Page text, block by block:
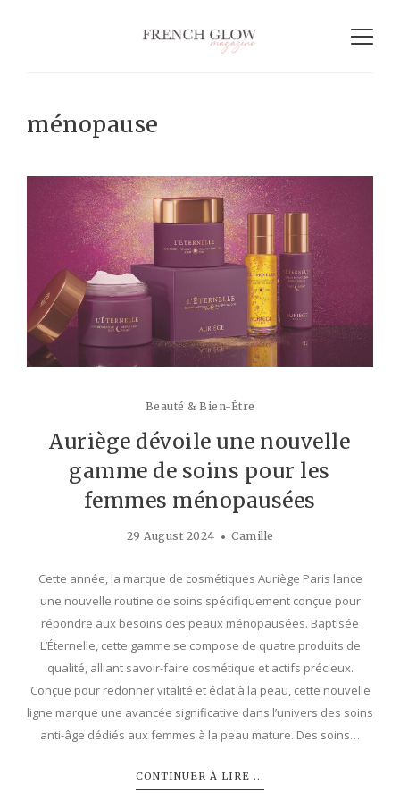
ménopause
Beauté & Bien-Être
Auriège dévoile une nouvelle
gamme de soins pour les
femmes ménopausées
29 August 2024 Camille
Cette année, la marque de cosmétiques Auriège Paris lance
une nouvelle routine de soins spécifiquement conçue pour
répondre aux besoins des peaux ménopausées. Baptisée
L’Éternelle, cette gamme se compose de quatre produits de
qualité, alliant savoir-faire cosmétique et actifs précieux.
Conçue pour redonner vitalité et éclat à la peau, cette nouvelle
ligne marque une avancée significative dans l’univers des soins
anti-âge dédiés aux femmes à la peau mature. Des soins…
CONTINUER À LIRE ...